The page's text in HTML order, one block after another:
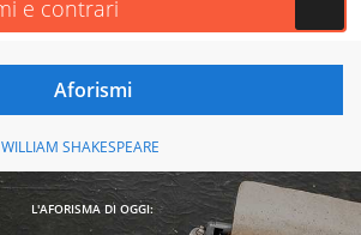
WILLIAM SHAKESPEARE
L'AFORISMA DI OGGI: